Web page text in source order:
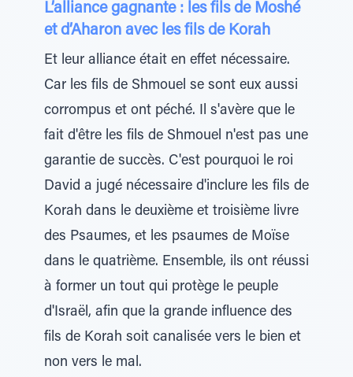
L’alliance gagnante : les fils de Moshé
et d’Aharon avec les fils de Korah
Et leur alliance était en effet nécessaire.
Car les fils de Shmouel se sont eux aussi
corrompus et ont péché. Il s'avère que le
fait d'être les fils de Shmouel n'est pas une
garantie de succès. C'est pourquoi le roi
David a jugé nécessaire d'inclure les fils de
Korah dans le deuxième et troisième livre
des Psaumes, et les psaumes de Moïse
dans le quatrième. Ensemble, ils ont réussi
à former un tout qui protège le peuple
d'Israël, afin que la grande influence des
fils de Korah soit canalisée vers le bien et
non vers le mal.